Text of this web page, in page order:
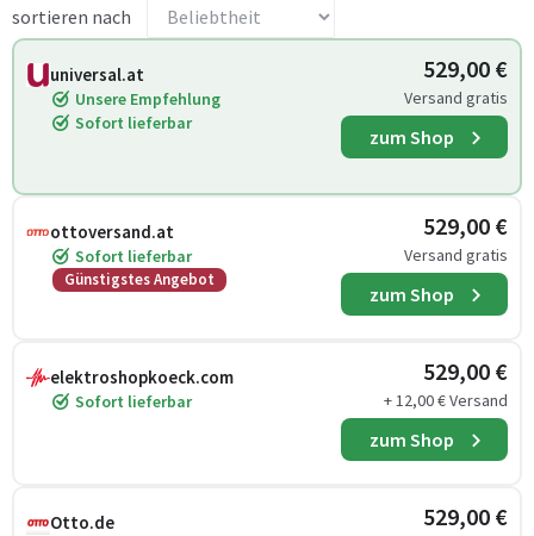
sortieren nach
universal.at
Unsere Empfehlung
Sofort lieferbar
529,00 €
Versand gratis
zum Shop
ottoversand.at
Sofort lieferbar
Günstigstes Angebot
529,00 €
Versand gratis
zum Shop
elektroshopkoeck.com
Sofort lieferbar
529,00 €
+ 12,00 € Versand
zum Shop
Otto.de 529,00 €